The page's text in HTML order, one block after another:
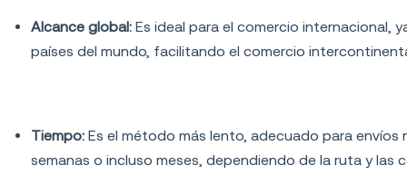
Alcance global: Es ideal para el comercio internacional,
países del mundo, facilitando el comercio
Tiempo: Es el método más lento, adecuado para
semanas o incluso meses, dependiendo de la ruta y las